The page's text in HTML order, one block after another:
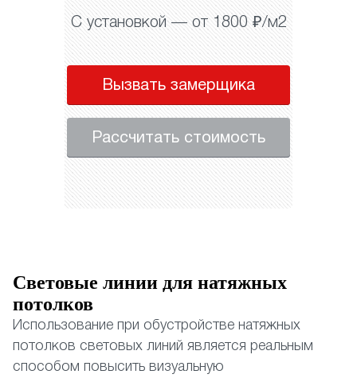
С установкой — от 1800 ₽/м2
Вызвать замерщика
Рассчитать стоимость
Световые линии для натяжных
потолков
Использование при обустройстве натяжных
потолков световых линий является реальным
способом повысить визуальную